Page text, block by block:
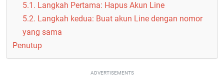
5.1. Langkah Pertama: Hapus Akun Line
5.2. Langkah kedua: Buat akun Line dengan nomor
yang sama
Penutup
ADVERTISEMENTS